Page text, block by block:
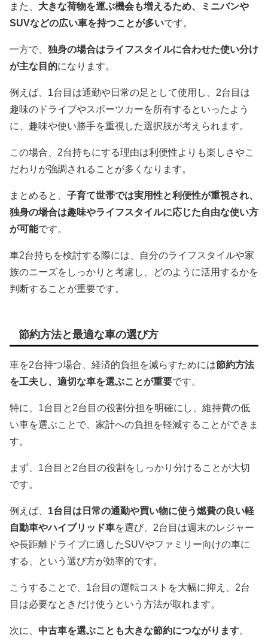
また、 大きな荷物を運ぶ機会も増えるため、ミニバンや
SUVなどの広い車を持つことが多いです。
一方で、 独身の場合はライフスタイルに合わせた使い分け
が主な目的になります。
例えば、1台目は通勤や日常の足として使用し、2台目は
趣味のドライブやスポーツカーを所有するといったよう
に、趣味や使い勝手を重視した選択肢が考えられます。
この場合、2台持ちにする理由は利便性よりも楽しさやこ
だわりが強調されることが多くなります。
まとめると、 子育て世帯では実用性と利便性が重視され、
独身の場合は趣味やライフスタイルに応じた自由な使い方
が可能です。
車2台持ちを検討する際には、自分のライフスタイルや家
族のニーズをしっかりと考慮し、どのように活用するかを
判断することが重要です。
節約方法と最適な車の選び方
車を2台持つ場合、経済的負担を減らすためには節約方法
を工夫し、適切な車を選ぶことが重要です。
特に、1台目と2台目の役割分担を明確にし、維持費の低
い車を選ぶことで、家計への負担を軽減することができま
す。
まず、1台目と2台目の役割をしっかり分けることが大切
です。
例えば、 1台目は日常の通勤や買い物に使う燃費の良い軽
自動車やハイブリッド車を選び、2台目は週末のレジャー
や長距離ドライブに適したSUVやファミリー向けの車に
する、という選び方が効率的です。
こうすることで、1台目の運転コストを大幅に抑え、2台
目は必要なときだけ使うという方法が取れます。
次に、 中古車を選ぶことも大きな節約につながります。